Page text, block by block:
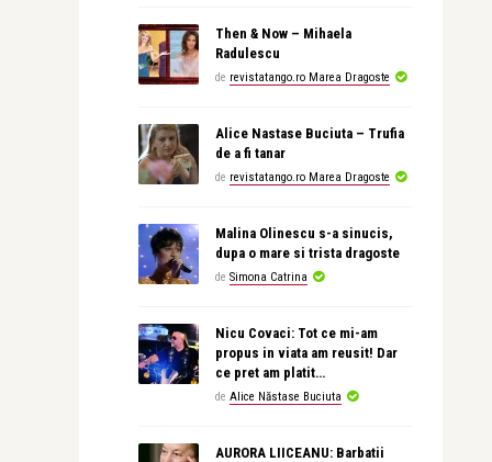
Then & Now – Mihaela
Radulescu
de revistatango.ro Marea Dragoste
Alice Nastase Buciuta – Trufia
de a fi tanar
de revistatango.ro Marea Dragoste
Malina Olinescu s-a sinucis,
dupa o mare si trista dragoste
de Simona Catrina
Nicu Covaci: Tot ce mi-am
propus in viata am reusit! Dar
ce pret am platit…
de Alice Năstase Buciuta
AURORA LIICEANU: Barbatii